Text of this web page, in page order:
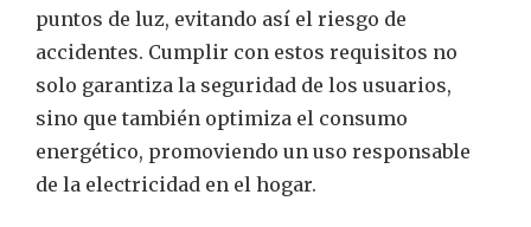
puntos de luz, evitando así el riesgo de
accidentes. Cumplir con estos requisitos no
solo garantiza la seguridad de los usuarios,
sino que también optimiza el consumo
energético, promoviendo un uso responsable
de la electricidad en el hogar.